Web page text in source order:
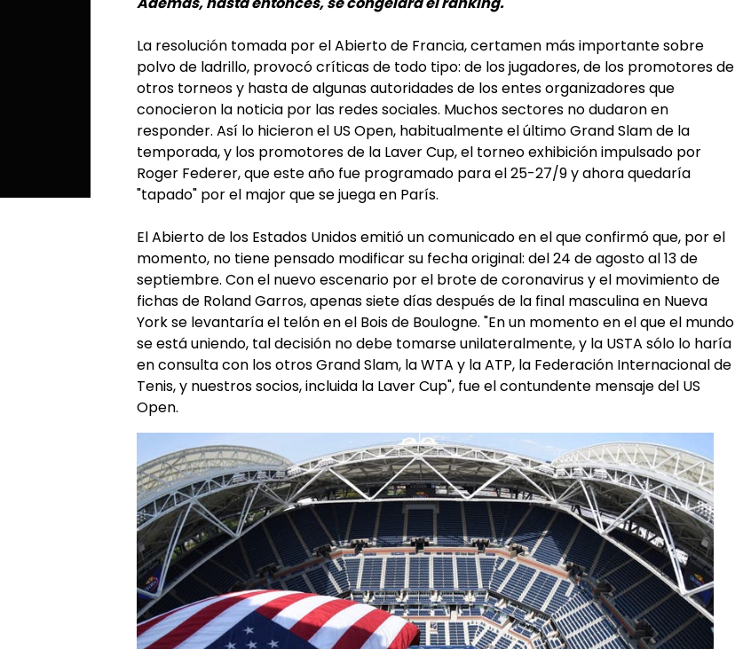
La resolución tomada por el Abierto de Francia, certamen más importante sobre
polvo de ladrillo, provocó críticas de todo tipo: de los jugadores, de los promotores de
otros torneos y hasta de algunas autoridades de los entes organizadores que
conocieron la noticia por las redes sociales. Muchos sectores no dudaron en
responder. Así lo hicieron el US Open, habitualmente el último Grand Slam de la
temporada, y los promotores de la Laver Cup, el torneo exhibición impulsado por
Roger Federer, que este año fue programado para el 25-27/9 y ahora quedaría
"tapado" por el major que se juega en París.
El Abierto de los Estados Unidos emitió un comunicado en el que confirmó que, por el
momento, no tiene pensado modificar su fecha original: del 24 de agosto al 13 de
septiembre. Con el nuevo escenario por el brote de coronavirus y el movimiento de
fichas de Roland Garros, apenas siete días después de la final masculina en Nueva
York se levantaría el telón en el Bois de Boulogne. "En un momento en el que el mundo
se está uniendo, tal decisión no debe tomarse unilateralmente, y la USTA sólo lo haría
en consulta con los otros Grand Slam, la WTA y la ATP, la Federación Internacional de
Tenis, y nuestros socios, incluida la Laver Cup", fue el contundente mensaje del US
Open.